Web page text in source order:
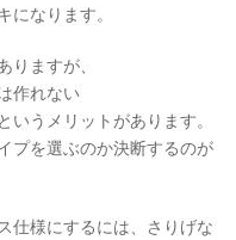
なります。
ますが、
作れない
うメリットがあります。
プを選ぶのか決断するのが
仕様にするには、さりげな